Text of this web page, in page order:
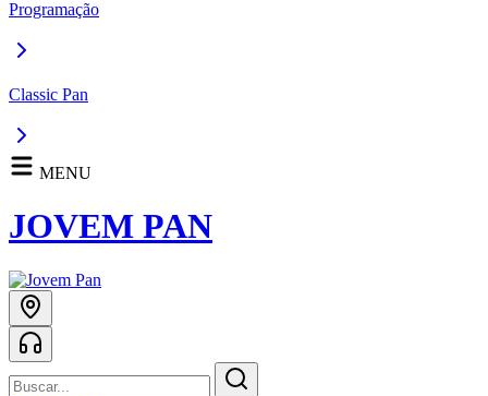
Programação
Classic Pan
MENU
JOVEM PAN